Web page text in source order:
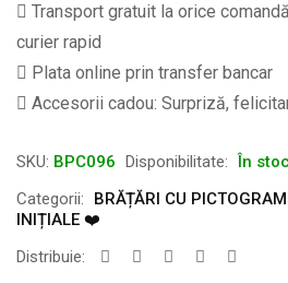
Transport gratuit la orice
curier rapid
Plata online prin transfer bancar
Accesorii cadou: Surpriză,
SKU: BPC096 Disponibilitate: În stoc
Categorii:
BRĂȚĂRI CU
INIȚIALE ❤️
Distribuie: